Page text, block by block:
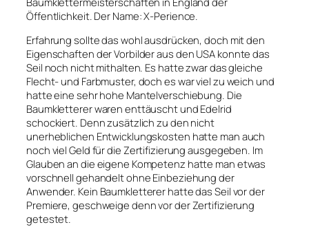
Öffentlichkeit. Der Name: X-Perience.
Erfahrung sollte das wohl ausdrücken, doch mit den
Eigenschaften der Vorbilder aus den USA konnte das
Seil noch nicht mithalten. Es hatte zwar das gleiche
Flecht- und Farbmuster, doch es war viel zu weich und
hatte eine sehr hohe Mantelverschiebung. Die
Baumkletterer waren enttäuscht und Edelrid
schockiert. Denn zusätzlich zu den nicht
unerheblichen Entwicklungskosten hatte man auch
noch viel Geld für die Zertifizierung ausgegeben. Im
Glauben an die eigene Kompetenz hatte man etwas
vorschnell gehandelt ohne Einbeziehung der
Anwender. Kein Baumkletterer hatte das Seil vor der
Premiere, geschweige denn vor der Zertifizierung
getestet.